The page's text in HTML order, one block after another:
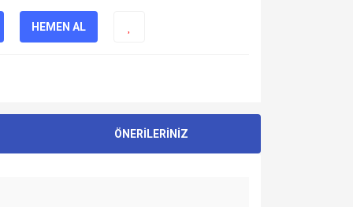
HEMEN AL
ÖNERİLERİNİZ